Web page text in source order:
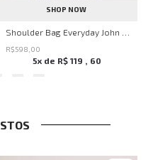
SHOP NOW
R$598 00
5x de R$ 119 , 60